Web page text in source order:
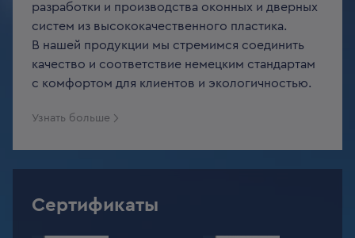
разработки и производства оконных и дверных
систем из высококачественного пластика.
В нашей продукции мы стремимся соединить
качество и соответствие немецким стандартам
с комфортом для клиентов и экологичностью.
Узнать больше
Сертификаты